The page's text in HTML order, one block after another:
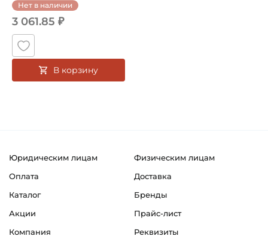
Нет в наличии
3 061.85 ₽
В корзину
Юридическим лицам
Физическим лицам
Оплата
Доставка
Каталог
Бренды
Акции
Прайс-лист
Компания
Реквизиты